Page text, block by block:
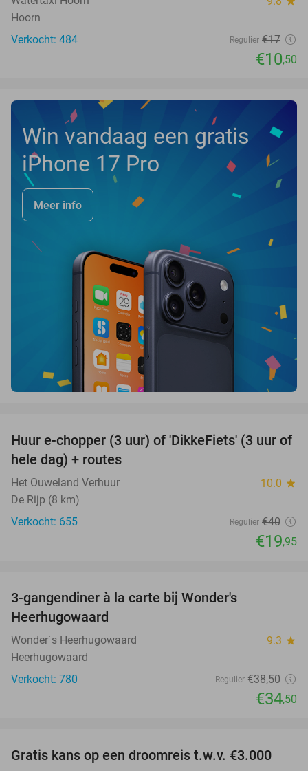
Hoorn
Verkocht: 484
Regulier €17
€10,50
Win vandaag een gratis
iPhone 17 Pro
Meer info
50%
Huur e-chopper (3 uur) of 'DikkeFiets' (3 uur of
hele dag) + routes
Het Ouweland Verhuur 10.0 star
De Rijp (8 km)
Verkocht: 655
Regulier €40
€19,95
3-gangendiner à la carte bij Wonder's
Heerhugowaard
Wonder´s Heerhugowaard 9.3 star
Heerhugowaard
Verkocht: 780
Regulier €38,50
€34,50
Gratis kans op een droomreis t.w.v. €3.000